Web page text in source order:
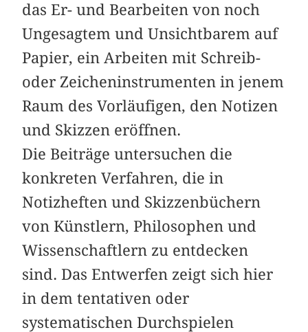
das Er- und Bearbeiten von noch
Ungesagtem und Unsichtbarem auf
Papier, ein Arbeiten mit Schreib-
oder Zeicheninstrumenten in jenem
Raum des Vorläufigen, den Notizen
und Skizzen eröffnen.
Die Beiträge untersuchen die
konkreten Verfahren, die in
Notizheften und Skizzenbüchern
von Künstlern, Philosophen und
Wissenschaftlern zu entdecken
sind. Das Entwerfen zeigt sich hier
in dem tentativen oder
systematischen Durchspielen